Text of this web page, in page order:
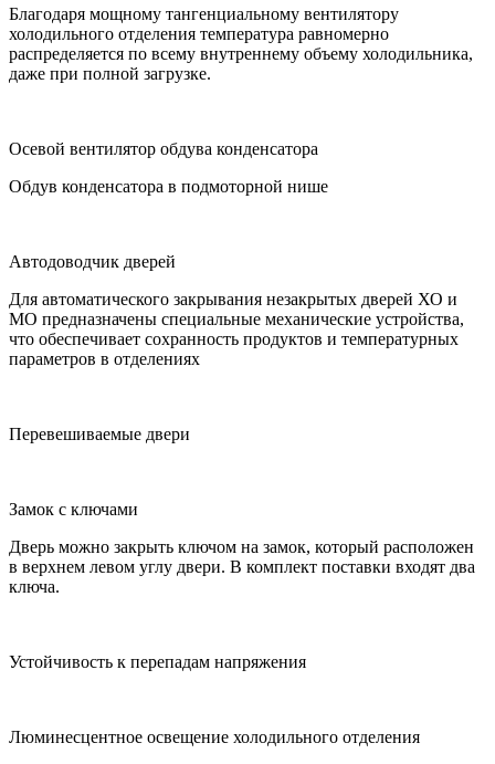
Благодаря мощному тангенциальному вентилятору
холодильного отделения температура равномерно
распределяется по всему внутреннему объему холодильника,
даже при полной загрузке.
Осевой вентилятор обдува конденсатора
Обдув конденсатора в подмоторной нише
Автодоводчик дверей
Для автоматического закрывания незакрытых дверей ХО и
МО предназначены специальные механические устройства,
что обеспечивает сохранность продуктов и температурных
параметров в отделениях
Перевешиваемые двери
Замок с ключами
Дверь можно закрыть ключом на замок, который расположен
в верхнем левом углу двери. В комплект поставки входят два
ключа.
Устойчивость к перепадам напряжения
Люминесцентное освещение холодильного отделения